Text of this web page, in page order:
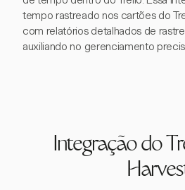
tempo rastreado nos cartões do
com relatórios detalhados de
auxiliando no gerenciamento
Integração do